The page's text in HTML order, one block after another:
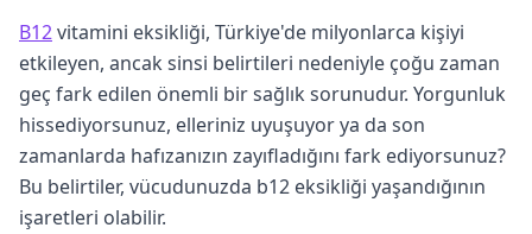
B12vitamini eksikliği, Türkiye'de milyonlarca kişiyi
etkileyen, ancak sinsi belirtileri nedeniyle çoğu zaman
geç fark edilen önemli bir sağlık sorunudur. Yorgunluk
hissediyorsunuz, elleriniz uyuşuyor ya da son
zamanlarda hafızanızın zayıfladığını fark ediyorsunuz?
Bu belirtiler, vücudunuzda b12 eksikliği yaşandığının
işaretleri olabilir.